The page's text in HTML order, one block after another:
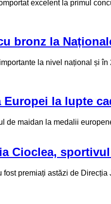
excelent la primul
bronz la
la nivel național și
Europei la lupte
de maidan la medalii
Cioclea,
premiați astăzi de